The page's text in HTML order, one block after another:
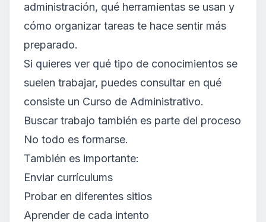
administración, qué herramientas se usan y
cómo organizar tareas te hace sentir más
preparado.
Si quieres ver qué tipo de conocimientos se
suelen trabajar, puedes consultar en qué
consiste un Curso de Administrativo.
Buscar trabajo también es parte del proceso
No todo es formarse.
También es importante:
Enviar currículums
Probar en diferentes sitios
Aprender de cada intento